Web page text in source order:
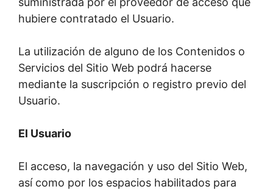
hubiere contratado el Usuario.
La utilización de alguno de los Contenidos o
Servicios del Sitio Web podrá hacerse
mediante la suscripción o registro previo del
Usuario.
El Usuario
El acceso, la navegación y uso del Sitio Web,
así como por los espacios habilitados para